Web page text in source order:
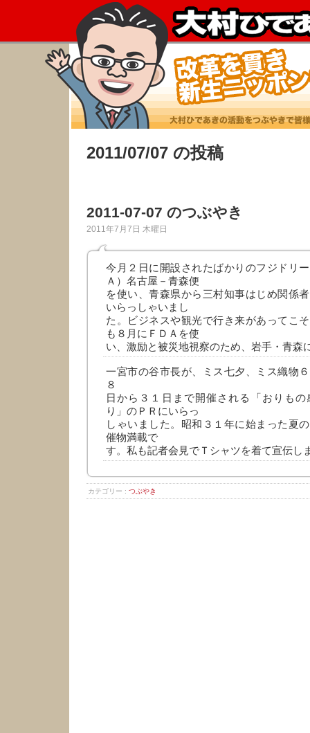
2011/07/07 の投稿
2011-07-07 のつぶやき
2011年7月7日 木曜日
今月２日に開設されたばかりのフジドリ
Ａ）名古屋－青森便
を使い、青森県から三村知事はじめ関係
いらっしゃいまし
た。ビジネスや観光で行き来があってこ
も８月にＦＤＡを使
い、激励と被災地視察のため、岩手・青森
一宮市の谷市長が、ミス七夕、ミス織物
８
日から３１日まで開催される「おりも
り」のＰＲにいらっ
しゃいました。昭和３１年に始まった夏
催物満載で
す。私も記者会見でＴシャツを着て宣伝し
カテゴリー : つぶやき